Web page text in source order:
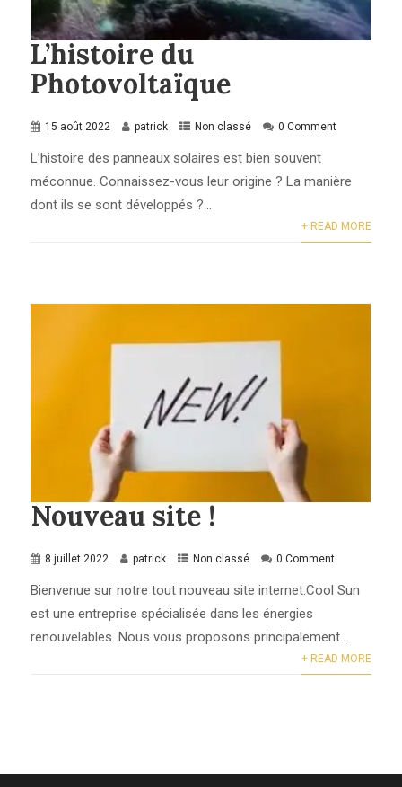
L’histoire du
Photovoltaïque
15 août 2022 patrick Non classé 0 Comment
L’histoire des panneaux solaires est bien souvent
méconnue. Connaissez-vous leur origine ? La manière
dont ils se sont développés ?...
+ READ MORE
Nouveau site !
8 juillet 2022 patrick Non classé 0 Comment
Bienvenue sur notre tout nouveau site internet.Cool Sun
est une entreprise spécialisée dans les énergies
renouvelables. Nous vous proposons principalement...
+ READ MORE